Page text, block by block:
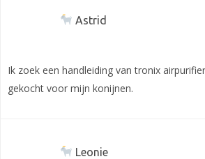
Astrid
Ik zoek een handleiding van tronix
gekocht voor mijn konijnen.
Leonie